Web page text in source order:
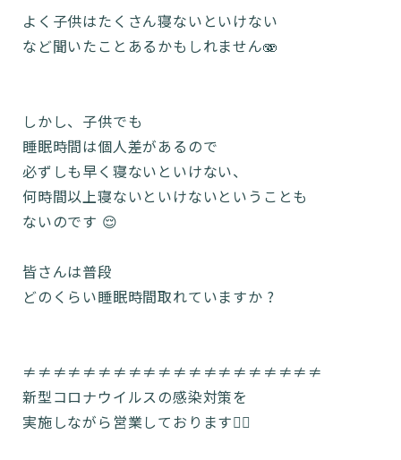
よく子供はたくさん寝ないといけない
など聞いたことあるかもしれません🫨
しかし、子供でも
睡眠時間は個人差があるので
必ずしも早く寝ないといけない、
何時間以上寝ないといけないということも
ないのです 😌
皆さんは普段
どのくらい睡眠時間取れていますか ?
≠≠≠≠≠≠≠≠≠≠≠≠≠≠≠≠≠≠≠≠
新型コロナウイルスの感染対策を
実施しながら営業しております🙆‍♂️